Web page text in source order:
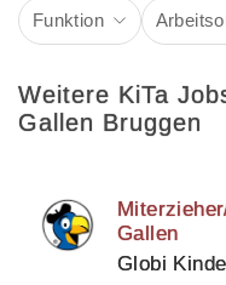
Funktion
Weitere KiTa
Gallen Bruggen
Gallen
Globi